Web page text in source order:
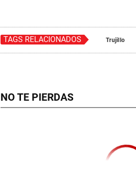
TAGS RELACIONADOS Trujillo
NO TE PIERDAS